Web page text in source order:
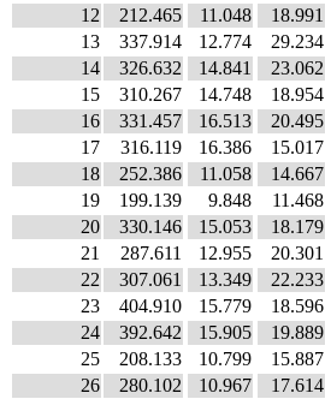
12
212.465
13
337.914
14
326.632
15
310.267
16
331.457
17
316.119
18
252.386
19
199.139
20
330.146
21
287.611
22
307.061
23
404.910
24
392.642
25
208.133
26
280.102
11.048
12.774
14.841
14.748
16.513
16.386
11.058
9.848
15.053
12.955
13.349
15.779
15.905
10.799
10.967
18.991
29.234
23.062
18.954
20.495
15.017
14.667
11.468
18.179
20.301
22.233
18.596
19.889
15.887
17.614